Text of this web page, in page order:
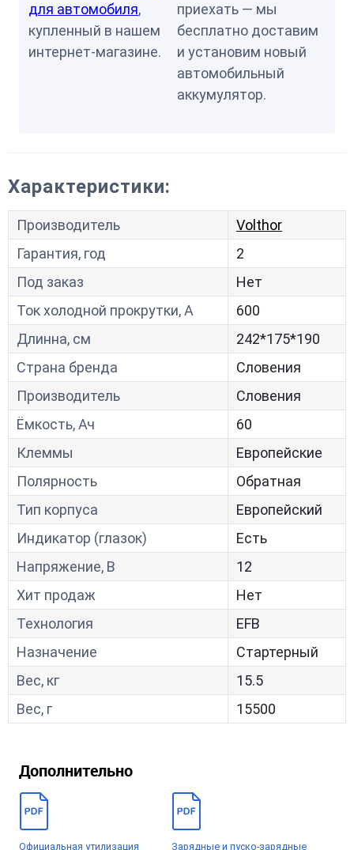
для автомобиля,
купленный в нашем
интернет-магазине.
приехать — мы
бесплатно доставим
и установим новый
автомобильный
аккумулятор.
Характеристики:
Производитель
Volthor
Гарантия, год
2
Под заказ
Нет
Ток холодной прокрутки, A
600
Длинна, см
242*175*190
Страна бренда
Словения
Производитель
Словения
Ёмкость, Ач
60
Клеммы
Европейские
Полярность
Обратная
Тип корпуса
Европейский
Индикатор (глазок)
Есть
Напряжение, В
12
Хит продаж
Нет
Технология
EFB
Назначение
Стартерный
Вес, кг
15.5
Вес, г
15500
Дополнительно
Официальная утилизация Зарядные и пуско-зарядные